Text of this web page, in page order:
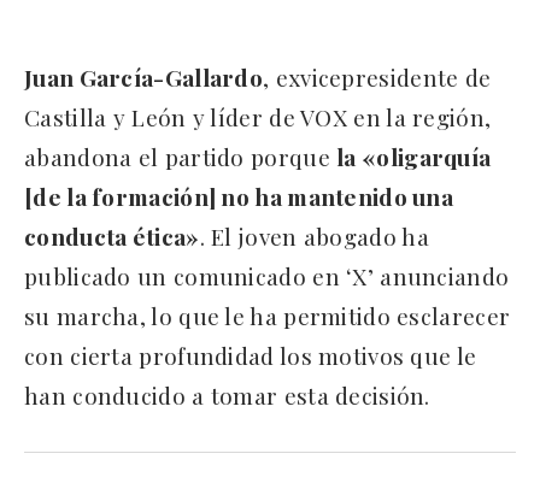
Juan García-Gallardo, exvicepresidente de
Castilla y León y líder de VOX en la región,
abandona el partido porque la «oligarquía
[de la formación] no ha mantenido una
conducta ética». El joven abogado ha
publicado un comunicado en ‘X’ anunciando
su marcha, lo que le ha permitido esclarecer
con cierta profundidad los motivos que le
han conducido a tomar esta decisión.